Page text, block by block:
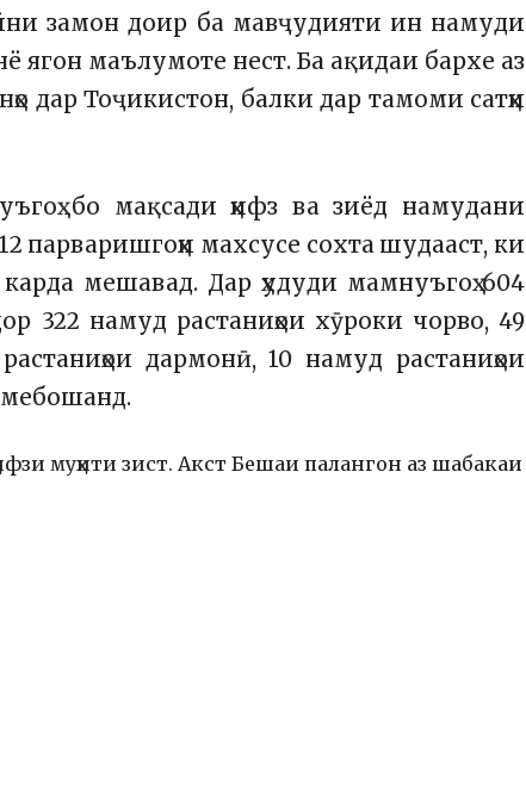
замон доир ба мавҷудияти ин намуди
ягон маълумоте нест. Ба ақидаи бархе аз
дар Тоҷикистон, балки дар тамоми сатҳи
бо мақсади ҳифз ва зиёд намудани
парваришгоҳи махсусе сохта шудааст, ки
мешавад. Дар ҳудуди мамнуъгоҳ 604
322 намуд растаниҳои хӯроки чорво, 49
дармонӣ, 10 намуд растаниҳои
мебошанд.
муҳити зист. Акст Бешаи палангон аз шабакаи